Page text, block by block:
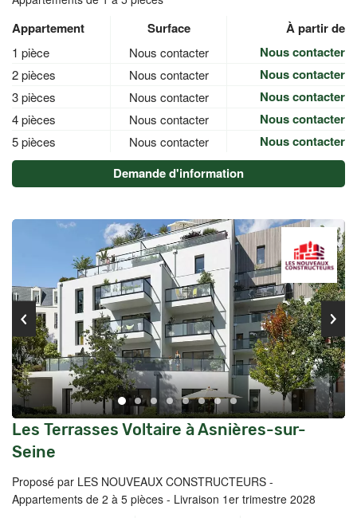
Appartement Surface À partir de
1 pièce Nous contacter Nous contacter
2 pièces Nous contacter Nous contacter
3 pièces Nous contacter Nous contacter
4 pièces Nous contacter Nous contacter
5 pièces Nous contacter
Nous contacter
Demande d'information
Les Terrasses Voltaire à Asnières-sur-
Seine
Proposé par LES NOUVEAUX CONSTRUCTEURS -
Appartements de 2 à 5 pièces - Livraison 1er trimestre 2028